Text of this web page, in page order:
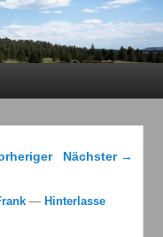
Nächster →
—Hinterlasse